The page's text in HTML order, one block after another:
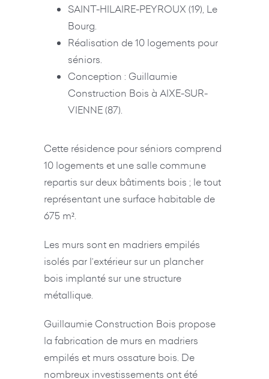
SAINT-HILAIRE-PEYROUX (19), Le
Bourg.
Réalisation de 10 logements pour
séniors.
Conception : Guillaumie
Construction Bois à AIXE-SUR-
VIENNE (87).
Cette résidence pour séniors comprend
10 logements et une salle commune
repartis sur deux bâtiments bois ; le tout
représentant une surface habitable de
675 m².
Les murs sont en madriers empilés
isolés par l’extérieur sur un plancher
bois implanté sur une structure
métallique.
Guillaumie Construction Bois propose
la fabrication de murs en madriers
empilés et murs ossature bois. De
nombreux investissements ont été